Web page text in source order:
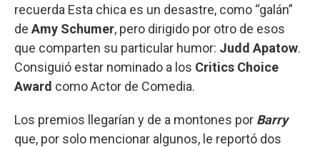
recuerda Esta chica es un desastre, como “galán”
de Amy Schumer, pero dirigido por otro de esos
que comparten su particular humor: Judd Apatow.
Consiguió estar nominado a los Critics Choice
Award como Actor de Comedia.
Los premios llegarían y de a montones por Barry
que, por solo mencionar algunos, le reportó dos